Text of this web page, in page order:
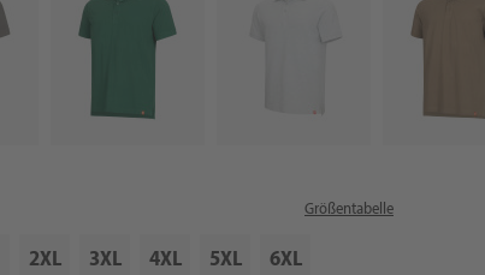
Größentabelle
2XL 3XL 4XL 5XL 6XL